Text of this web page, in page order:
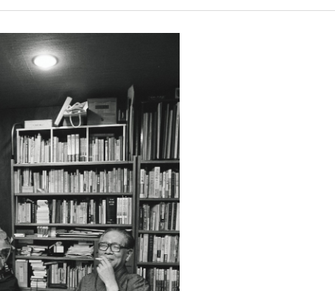
言した“NPB聞... 「クマが悪者扱いされているの
本代表・森保一監督...
もっと見る
もっと見る